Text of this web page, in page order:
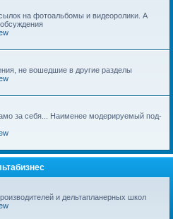
на фотоальбомы и видеоролики. А
не вошедшие в другие разделы
за себя... Наименее модерируемый под-
и дельтапланерных школ